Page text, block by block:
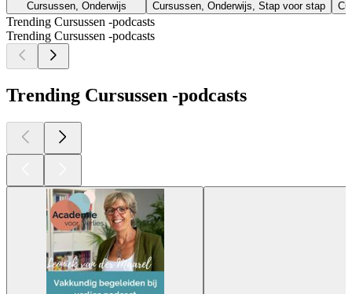
Cursussen, Onderwijs
Cursussen, Onderwijs, Stap voor stap
Trending Cursussen -podcasts
Trending Cursussen -podcasts
Trending Cursussen -podcasts